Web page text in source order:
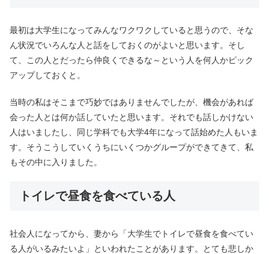
最初は大学生になってみんなワクワクしていると思うので、そな
ん状況でいろんな人と話をしておくのがよいと思います。そし
て、この人とだったら仲良くできるな～という人を何人かピック
アップしておくと。
当時の私はそこまで巧妙ではありませんでしたが、機会があれば
会った人とは何か話していたと思います。それでも話しかけない
人はいましたし、同じ学科でも大学4年になって話始めた人もいま
す。そうこうしていくうちにいくつかグループができてきて、私
もその中に入りました。
トイレで昼食を食べている人
社会人になってから、妻から「大学生でトイレで昼食を食べてい
る人がいるみたいよ」といわれたことがあります。とても悲しか